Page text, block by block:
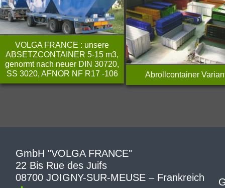
VOLGA FRANCE : unsere
ABSETZCONTAINER 5-15 m3,
genormt nach neuer DIN 30720,
SS 3020, AFNOR NF R17 -106
Abrollcontainer
GmbH "VOLGA FRANCE"
22 Bis Rue des Juifs
08700 JOIGNY-SUR-MEUSE – Frankreich